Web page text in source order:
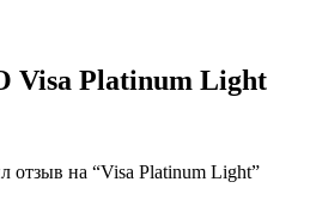
Platinum Light
отзыв на “Visa Platinum Light”